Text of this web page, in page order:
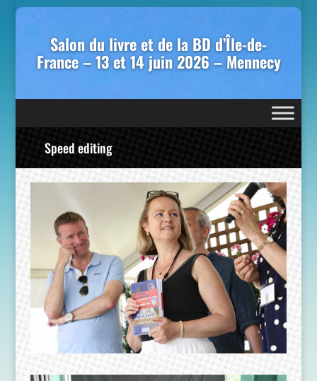
Salon du livre et de la BD d’Île-de-
France – 13 et 14 juin 2026 – Mennecy
Speed editing